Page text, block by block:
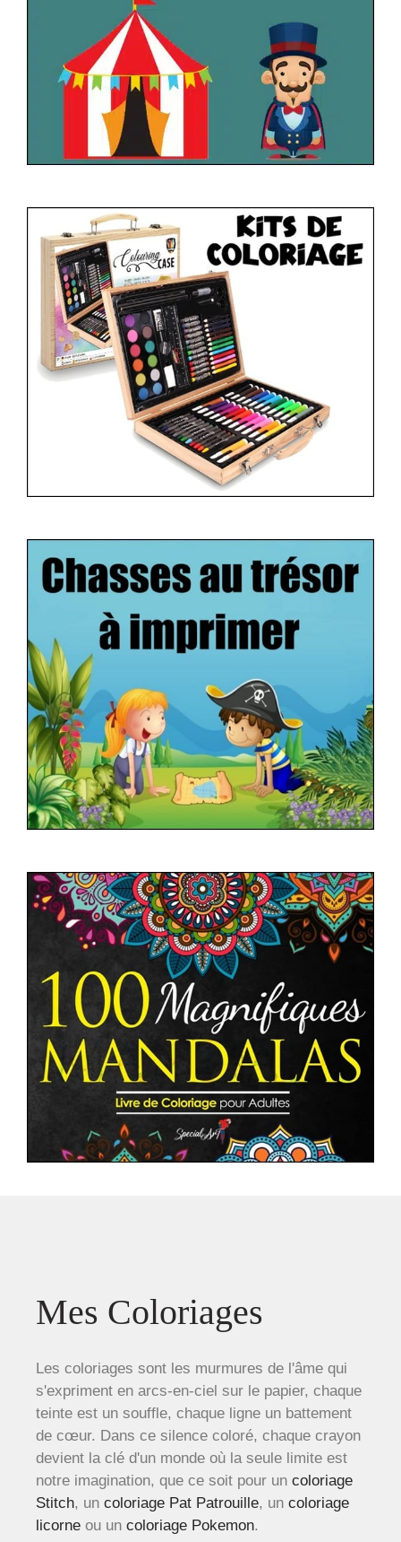
Mes Coloriages
Les coloriages sont les murmures de l'âme qui
s'expriment en arcs-en-ciel sur le papier, chaque
teinte est un souffle, chaque ligne un battement
de cœur. Dans ce silence coloré, chaque crayon
devient la clé d'un monde où la seule limite est
notre imagination, que ce soit pour un coloriage
Stitch, un coloriage Pat Patrouille, un coloriage
licorne ou un coloriage Pokemon.